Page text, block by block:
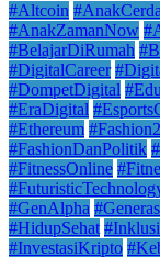
#Altcoin
#AnakZamanNow
#BelajarDiRumah
#DigitalCareer
#DompetDigital
#EraDigital
#Ethereum
#FashionDanPolitik
#FitnessOnline
#GenAlpha
#HidupSehat
#InvestasiKripto